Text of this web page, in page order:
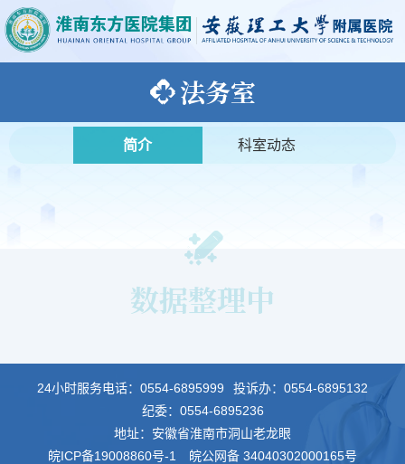
法务室
简介 科室动态
数据整理中
24小时服务电话： 0554-6895999 投诉办： 0554-6895132
纪委： 0554-6895236
地址：安徽省淮南市洞山老龙眼
皖ICP备19008860号-1
皖公网备 34040302000165号